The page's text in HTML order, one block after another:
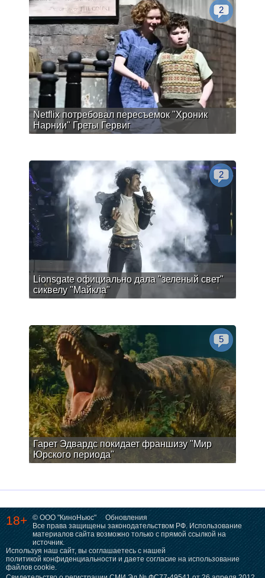
Netflix потребовал пересъемок "Хроник
Нарнии" Греты Гервиг
2
Lionsgate официально дала "зеленый свет"
сиквелу "Майкла"
2
Гарет Эдвардс покидает франшизу "Мир
Юрского периода"
5
18+ © ООО "КиноНьюс"
Обновления
Все права защищены законодательством РФ. Использование
материалов сайта возможно только с прямой ссылкой на
источник.
Используя наш сайт, вы соглашаетесь с нашей
политикой конфиденциальности и даете согласие на использование
файлов cookie.